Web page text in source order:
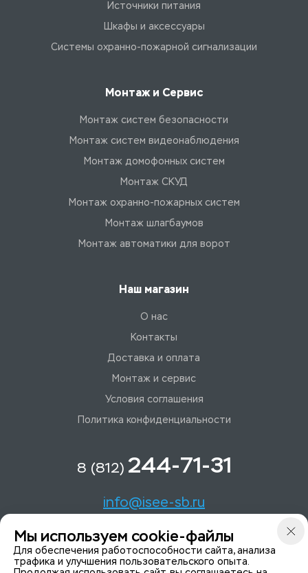
Источники питания
Шкафы и аксессуары
Системы охранно-пожарной сигнализации
Монтаж и Сервис
Монтаж систем безопасности
Монтаж систем видеонаблюдения
Монтаж домофонных систем
Монтаж СКУД
Монтаж охранно-пожарных систем
Монтаж шлагбаумов
Монтаж автоматики для ворот
Наш магазин
О нас
Контакты
Доставка и оплата
Монтаж и сервис
Условия соглашения
Политика конфиденциальности
8 (812) 244-71-31
info@isee-sb.ru
Светлановский пр-кт, д. 70, корп. 1
Мы используем cookie-файлы
Для обеспечения работоспособности сайта, анализа
трафика и улучшения пользовательского опыта.